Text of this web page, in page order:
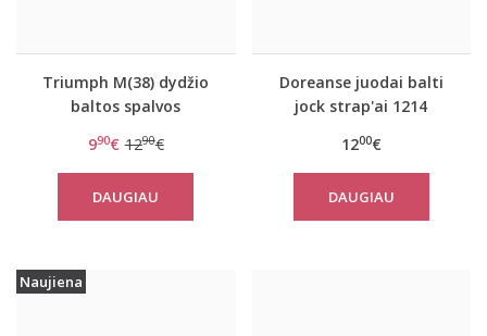
Triumph M(38) dydžio
baltos spalvos
Shape Sensation S
990€ 1290€
DAUGIAU
Doreanse juodai balti
jock strap'ai 1214
1200€
DAUGIAU
Naujiena